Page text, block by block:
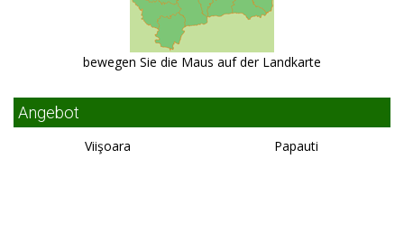
bewegen Sie die Maus auf der Landkarte
Angebot
Viişoara Papauti